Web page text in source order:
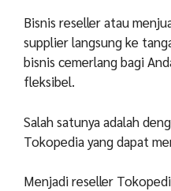
Bisnis reseller atau
supplier langsung ke
bisnis cemerlang bagi
fleksibel.
Salah satunya adalah
Tokopedia yang dapat
Menjadi reseller